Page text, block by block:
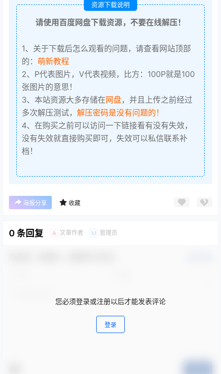
资源下载说明
请使用百度网盘下载资源，不要在线解压！
1、关于下载后怎么观看的问题，请查看网站顶部
的： 萌新教程
2、P代表图片，V代表视频，比方：100P就是100
张图片的意思！
3、本站资源大多存储在网盘，并且上传之前经过
多次解压测试， 解压密码是没有问题的！
4、在购买之前可以访问一下链接看有没有失效，
没有失效就直接购买即可，失效可以私信联系补
档！
海报分享 收藏
0 条回复 A 文章作者 M 管理员
您必须登录或注册以后才能发表评论
登录